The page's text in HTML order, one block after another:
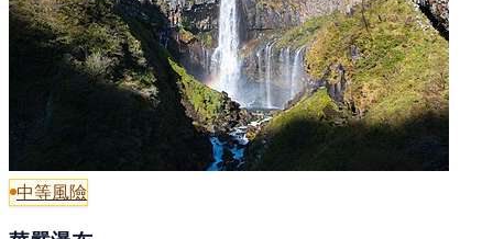
中等風險